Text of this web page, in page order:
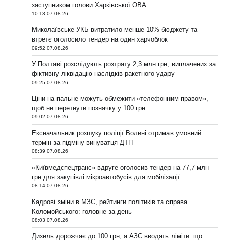
заступником голови Харківської ОВА
10:13 07.08.26
Миколаївське УКБ витратило менше 10% бюджету та
втретє оголосило тендер на один харчоблок
09:52 07.08.26
У Полтаві розслідують розтрату 2,3 млн грн, виплачених за
фіктивну ліквідацію наслідків ракетного удару
09:25 07.08.26
Ціни на пальне можуть обмежити «телефонним правом»,
щоб не перетнути позначку у 100 грн
09:02 07.08.26
Ексначальник розшуку поліції Волині отримав умовний
термін за підміну винуватця ДТП
08:39 07.08.26
«Київмедспецтранс» вдруге оголосив тендер на 77,7 млн
грн для закупівлі мікроавтобусів для мобілізації
08:14 07.08.26
Кадрові зміни в МЗС, рейтинги політиків та справа
Коломойського: головне за день
08:03 07.08.26
Дизель дорожчає до 100 грн, а АЗС вводять ліміти: що